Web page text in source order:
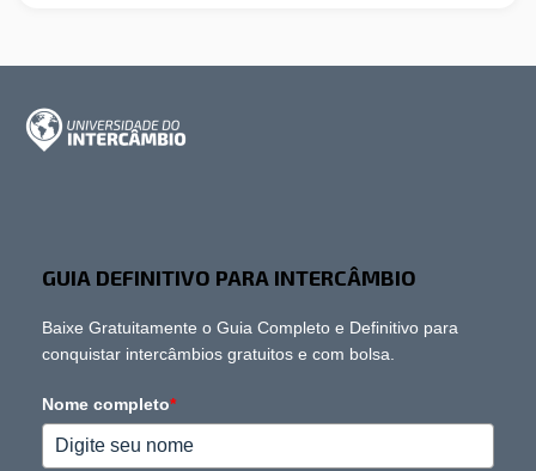
GUIA DEFINITIVO PARA INTERCÂMBIO
Baixe Gratuitamente o Guia Completo e Definitivo para
conquistar intercâmbios gratuitos e com bolsa.
Nome completo*